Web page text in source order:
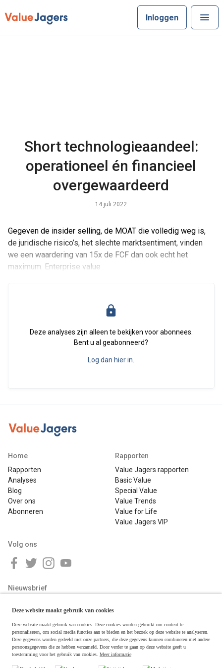
Inloggen
Short technologieaandeel:
operationeel én financieel
overgewaardeerd
14 juli 2022
Gegeven de insider selling, de MOAT die volledig weg is,
de juridische risico’s, het slechte marktsentiment, vinden
we een waardering van 15x de FCF dan ook echt het
maximum. Enterprise value
Deze analyses zijn alleen te bekijken voor abonnees.
Bent u al geabonneerd?
Log dan hier in.
Home
Rapporten
Analyses
Blog
Over ons
Abonneren
Rapporten
Value Jagers rapporten
Basic Value
Special Value
Value Trends
Value for Life
Value Jagers VIP
Volg ons
Nieuwsbrief
Deze website maakt gebruik van cookies
Deze website maakt gebruik van cookies. Deze cookies worden gebruikt om content te
personaliseren, om social media functies aan te bieden en het bezoek op deze website te analyseren.
Deze gegevens worden gedeeld met onze partners, die deze gegevens kunnen combineren met andere
persoonsgegevens die ze hebben verzameld. Door verder te gaan op deze website geeft u
toestemming voor het gebruik van cookies. Meer informatie